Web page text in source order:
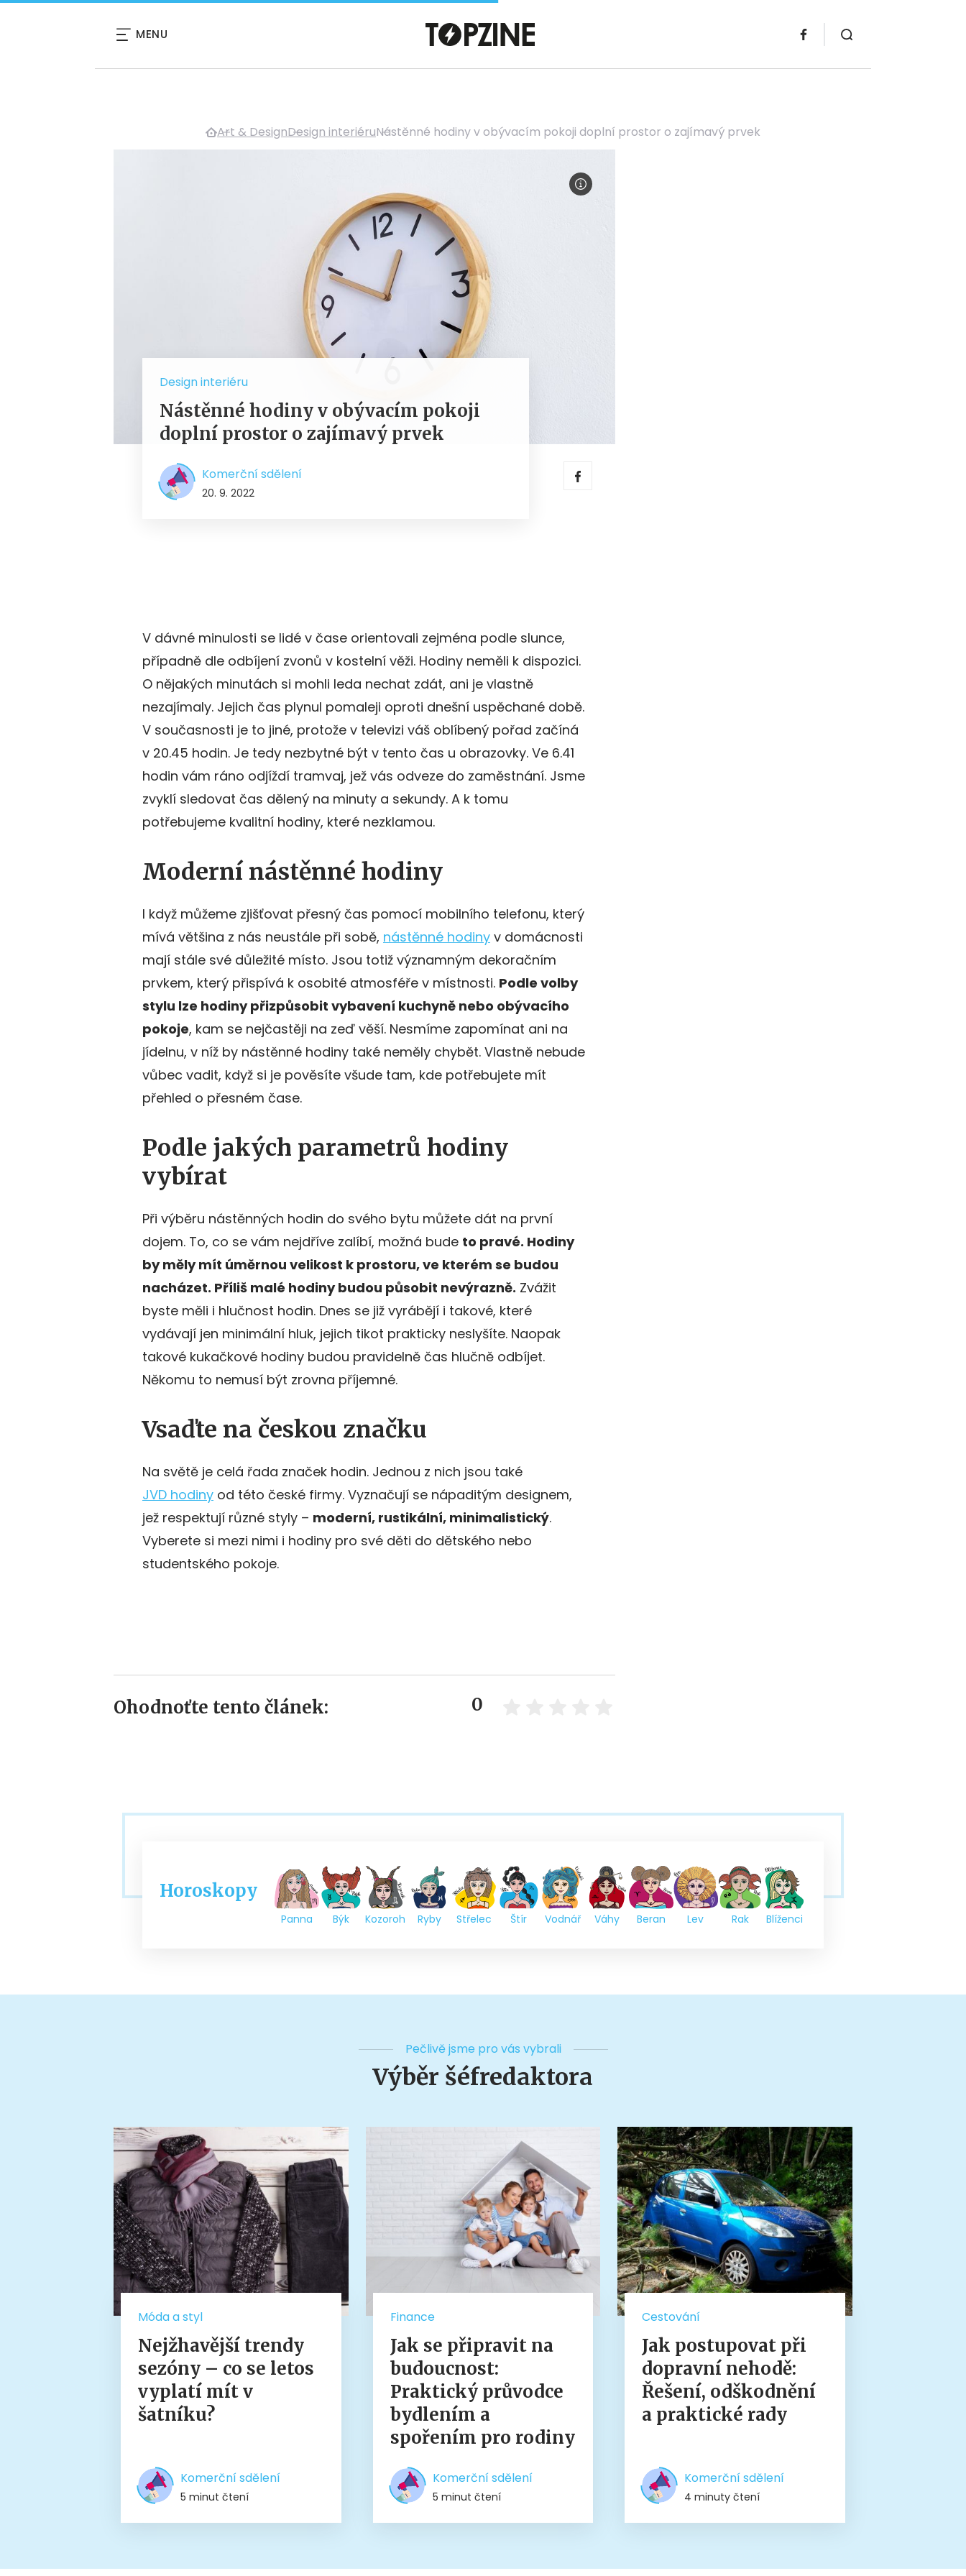
MENU
Art & DesignDesign interiéruNástěnné hodiny v obývacím pokoji doplní prostor o zajímavý prvek
Design interiéru
Nástěnné hodiny v obývacím pokoji
doplní prostor o zajímavý prvek
Komerční sdělení
20. 9. 2022
V dávné minulosti se lidé v čase orientovali zejména podle slunce,
případně dle odbíjení zvonů v kostelní věži. Hodiny neměli k dispozici.
O nějakých minutách si mohli leda nechat zdát, ani je vlastně
nezajímaly. Jejich čas plynul pomaleji oproti dnešní uspěchané době.
V současnosti je to jiné, protože v televizi váš oblíbený pořad začíná
v 20.45 hodin. Je tedy nezbytné být v tento čas u obrazovky. Ve 6.41
hodin vám ráno odjíždí tramvaj, jež vás odveze do zaměstnání. Jsme
zvyklí sledovat čas dělený na minuty a sekundy. A k tomu
potřebujeme kvalitní hodiny, které nezklamou.
Moderní nástěnné hodiny
I když můžeme zjišťovat přesný čas pomocí mobilního telefonu, který
mívá většina z nás neustále při sobě, nástěnné hodiny v domácnosti
mají stále své důležité místo. Jsou totiž významným dekoračním
prvkem, který přispívá k osobité atmosféře v místnosti. Podle volby
stylu lze hodiny přizpůsobit vybavení kuchyně nebo obývacího
pokoje, kam se nejčastěji na zeď věší. Nesmíme zapomínat ani na
jídelnu, v níž by nástěnné hodiny také neměly chybět. Vlastně nebude
vůbec vadit, když si je pověsíte všude tam, kde potřebujete mít
přehled o přesném čase.
Podle jakých parametrů hodiny
vybírat
Při výběru nástěnných hodin do svého bytu můžete dát na první
dojem. To, co se vám nejdříve zalíbí, možná bude to pravé. Hodiny
by měly mít úměrnou velikost k prostoru, ve kterém se budou
nacházet. Příliš malé hodiny budou působit nevýrazně. Zvážit
byste měli i hlučnost hodin. Dnes se již vyrábějí i takové, které
vydávají jen minimální hluk, jejich tikot prakticky neslyšíte. Naopak
takové kukačkové hodiny budou pravidelně čas hlučně odbíjet.
Někomu to nemusí být zrovna příjemné.
Vsaďte na českou značku
Na světě je celá řada značek hodin. Jednou z nich jsou také
JVD hodiny od této české firmy. Vyznačují se nápaditým designem,
jež respektují různé styly – moderní, rustikální, minimalistický.
Vyberete si mezi nimi i hodiny pro své děti do dětského nebo
studentského pokoje.
Ohodnoťte tento článek: 0
Horoskopy
Panna Býk Kozoroh Ryby Střelec Štír Vodnář Váhy Beran Lev Rak Blíženci
Pečlivě jsme pro vás vybrali
Výběr šéfredaktora
Móda a styl
Nejžhavější trendy
sezóny – co se letos
vyplatí mít v
šatníku?
Komerční sdělení
5 minut čtení
Finance
Jak se připravit na
budoucnost:
Praktický průvodce
bydlením a
spořením pro rodiny
Komerční sdělení
5 minut čtení
Cestování
Jak postupovat při
dopravní nehodě:
Řešení, odškodnění
a praktické rady
Komerční sdělení
4 minuty čtení